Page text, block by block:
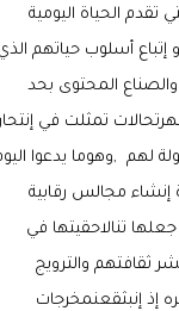
الحياة اليومية
إتباع أسلوب حياتهم
المحتوى بحد
تمثلت في
لهم ,وهوما يدعوا
إنشاء مجالس رقابية
تنالاحقيتها في
ثقافتهم والترويج
إذ إنبثقعنمخرجات